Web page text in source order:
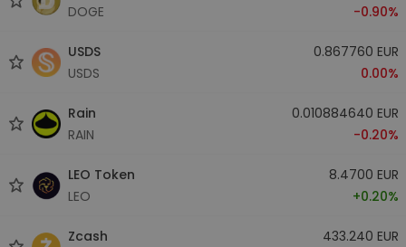
DOGE
-0.90%
USDS
USDS
0.867760 EUR
0.00%
Rain
RAIN
0.010884640 EUR
-0.20%
LEO Token
LEO
8.4700 EUR
+0.20%
Zcash
433.240 EUR